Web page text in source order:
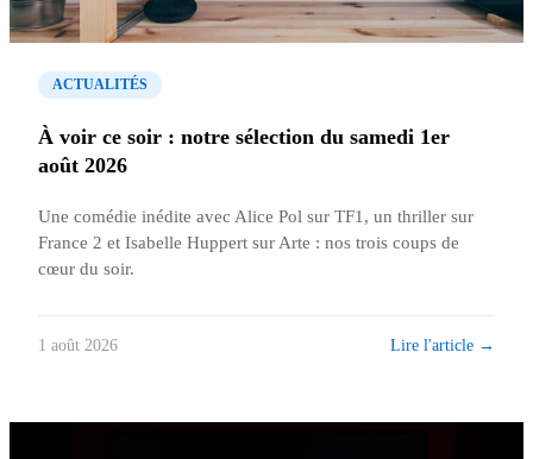
ACTUALITÉS
À voir ce soir : notre sélection du samedi 1er
août 2026
Une comédie inédite avec Alice Pol sur TF1, un thriller sur
France 2 et Isabelle Huppert sur Arte : nos trois coups de
cœur du soir.
1 août 2026 Lire l'article →